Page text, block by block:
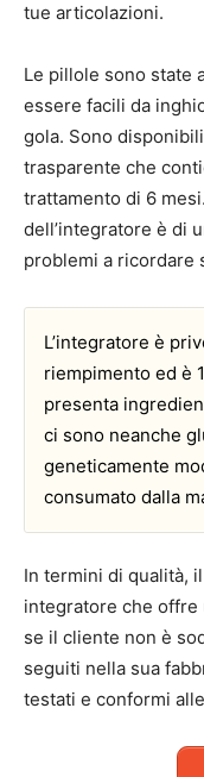
tue articolazioni.
Le pillole sono state
essere facili da
gola. Sono
trasparente che
trattamento di 6
dell’integratore è di
problemi a ricordare
L’integratore è
riempimento ed è
presenta
ci sono neanche
geneticamente
consumato dalla
In termini di qualità,
integratore che offre
se il cliente non è
seguiti nella sua
testati e conformi